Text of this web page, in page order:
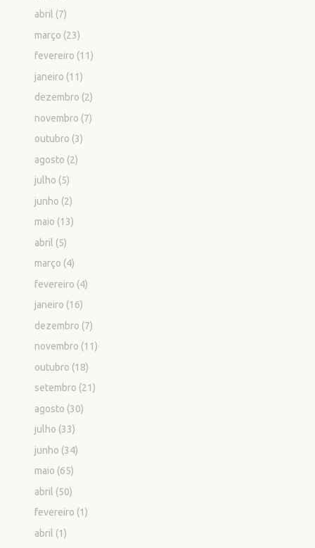
abril (7)
março (23)
fevereiro (11)
janeiro (11)
dezembro (2)
novembro (7)
outubro (3)
agosto (2)
julho (5)
junho (2)
maio (13)
abril (5)
março (4)
fevereiro (4)
janeiro (16)
dezembro (7)
novembro (11)
outubro (18)
setembro (21)
agosto (30)
julho (33)
junho (34)
maio (65)
abril (50)
fevereiro (1)
abril (1)